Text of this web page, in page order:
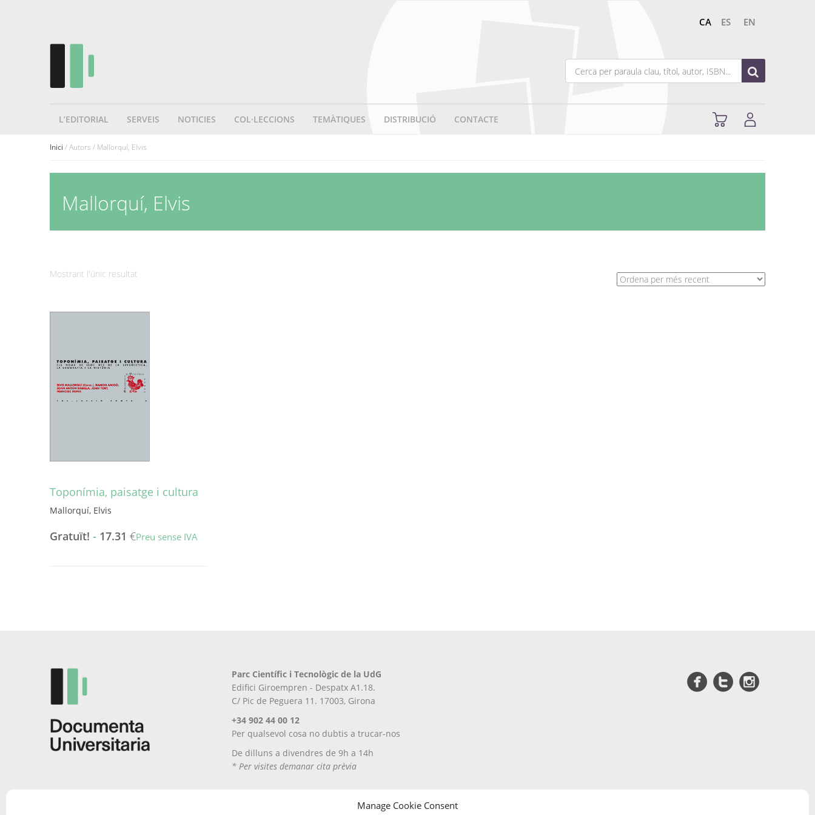
Manage Cookie Consent
CA ES EN
L’EDITORIAL SERVEIS NOTICIES COL·LECCIONS TEMÀTIQUES DISTRIBUCIÓ CONTACTE
Inici / Autors / Mallorquí, Elvis
Mallorquí, Elvis
Mostrant l'únic resultat
Toponímia, paisatge i cultura
Mallorquí, Elvis
Gratuït! - 17.31 €Preu sense IVA
del
producte
Parc Científic i Tecnològic de la UdG
Edifici Giroempren - Despatx A1.18.
C/ Pic de Peguera 11. 17003, Girona
+34 902 44 00 12
Per qualsevol cosa no dubtis a trucar-nos
De dilluns a divendres de 9h a 14h
* Per visites demanar cita prèvia